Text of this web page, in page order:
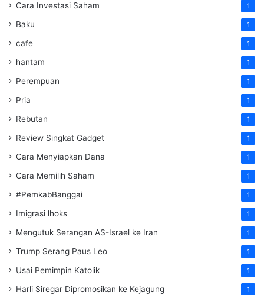
Cara Investasi Saham 1
Baku 1
cafe 1
hantam 1
Perempuan 1
Pria 1
Rebutan 1
Review Singkat Gadget 1
Cara Menyiapkan Dana 1
Cara Memilih Saham 1
#PemkabBanggai 1
Imigrasi lhoks 1
Mengutuk Serangan AS-Israel ke Iran 1
Trump Serang Paus Leo 1
Usai Pemimpin Katolik 1
Harli Siregar Dipromosikan ke Kejagung 1